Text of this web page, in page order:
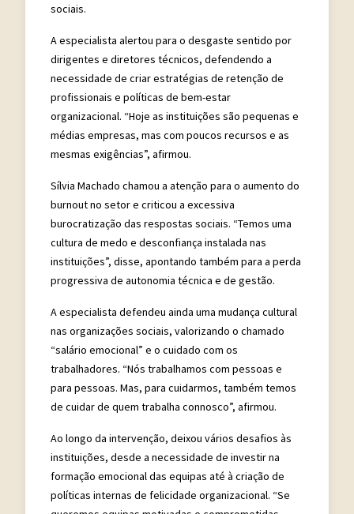
sociais.
A especialista alertou para o desgaste sentido por
dirigentes e diretores técnicos, defendendo a
necessidade de criar estratégias de retenção de
profissionais e políticas de bem-estar
organizacional. “Hoje as instituições são pequenas e
médias empresas, mas com poucos recursos e as
mesmas exigências”, afirmou.
Sílvia Machado chamou a atenção para o aumento do
burnout no setor e criticou a excessiva
burocratização das respostas sociais. “Temos uma
cultura de medo e desconfiança instalada nas
instituições”, disse, apontando também para a perda
progressiva de autonomia técnica e de gestão.
A especialista defendeu ainda uma mudança cultural
nas organizações sociais, valorizando o chamado
“salário emocional” e o cuidado com os
trabalhadores. “Nós trabalhamos com pessoas e
para pessoas. Mas, para cuidarmos, também temos
de cuidar de quem trabalha connosco”, afirmou.
Ao longo da intervenção, deixou vários desafios às
instituições, desde a necessidade de investir na
formação emocional das equipas até à criação de
políticas internas de felicidade organizacional. “Se